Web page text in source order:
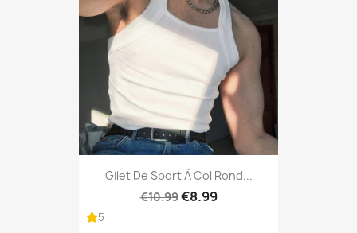
Gilet De Sport À Col Rond...
€10.99€8.99
5